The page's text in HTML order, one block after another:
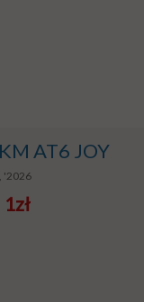
AT6 JOY
'2026